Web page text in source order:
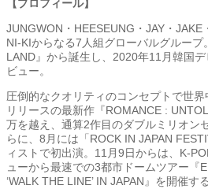
【プロフィール】
JUNGWON・HEESEUNG・JAY・JAKE
NI-KIからなる7人組グローバルグルー
LAND』から誕生し、2020年11月韓国
ビュー。
圧倒的なクオリティのコンセプトで世
リリースの最新作『ROMANCE :
万を越え、通算2作目のダブルミリオン
らに、8月には「ROCK IN JAPAN
ィストで初出演。11月9日からは、K-
ューから最速での3都市ドームツアー『
‘WALK THE LINE’ IN JAPAN』を開催す